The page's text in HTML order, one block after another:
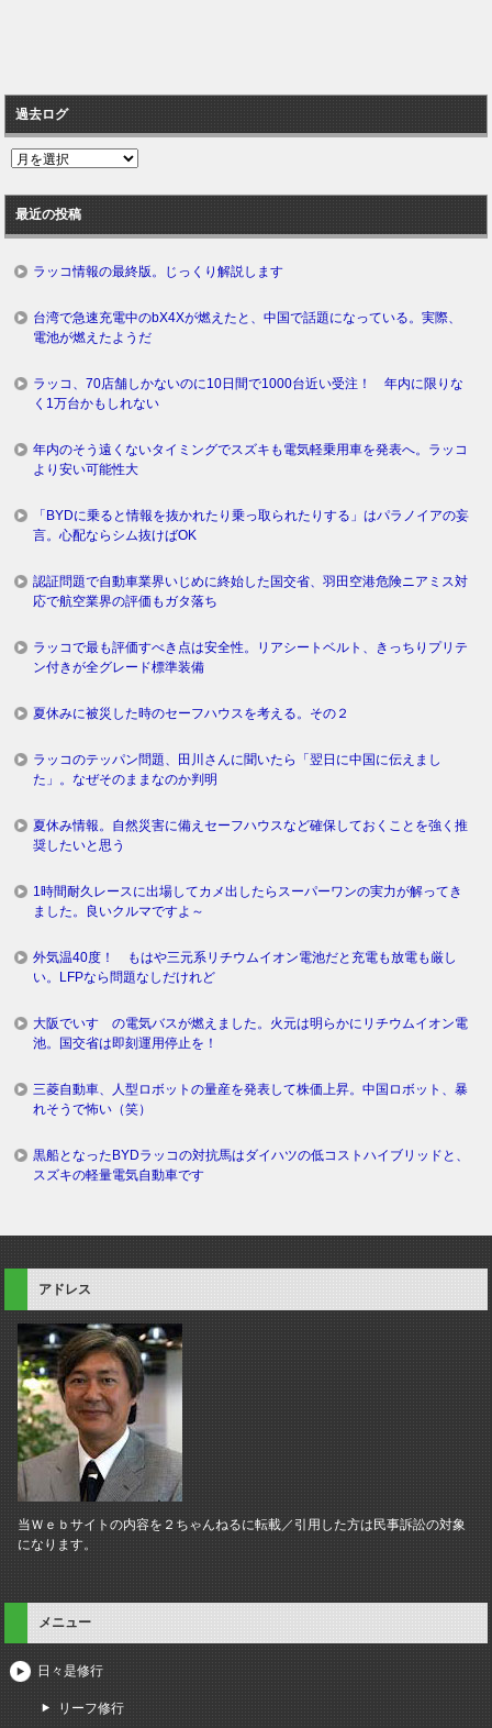
過去ログ
過
ロ
グ
最近の投稿
ラッコ情報の最終版。じっくり解説します
台湾で急速充電中のbX4Xが燃えたと、中国で話題になっている。実際、
電池が燃えたようだ
ラッコ、70店舗しかないのに10日間で1000台近い受注！ 年内に限りな
く1万台かもしれない
年内のそう遠くないタイミングでスズキも電気軽乗用車を発表へ。ラッコ
より安い可能性大
「BYDに乗ると情報を抜かれたり乗っ取られたりする」はパラノイアの妄
言。心配ならシム抜けばOK
認証問題で自動車業界いじめに終始した国交省、羽田空港危険ニアミス対
応で航空業界の評価もガタ落ち
ラッコで最も評価すべき点は安全性。リアシートベルト、きっちりプリテ
ン付きが全グレード標準装備
夏休みに被災した時のセーフハウスを考える。その２
ラッコのテッパン問題、田川さんに聞いたら「翌日に中国に伝えまし
た」。なぜそのままなのか判明
夏休み情報。自然災害に備えセーフハウスなど確保しておくことを強く推
奨したいと思う
1時間耐久レースに出場してカメ出したらスーパーワンの実力が解ってき
ました。良いクルマですよ～
外気温40度！ もはや三元系リチウムイオン電池だと充電も放電も厳し
い。LFPなら問題なしだけれど
大阪でいすゞの電気バスが燃えました。火元は明らかにリチウムイオン電
池。国交省は即刻運用停止を！
三菱自動車、人型ロボットの量産を発表して株価上昇。中国ロボット、暴
れそうで怖い（笑）
黒船となったBYDラッコの対抗馬はダイハツの低コストハイブリッドと、
スズキの軽量電気自動車です
アドレス
当Ｗｅｂサイトの内容を２ちゃんねるに転載／引用した方は民事訴訟の対象
になります。
メニュー
日々是修行
リーフ修行